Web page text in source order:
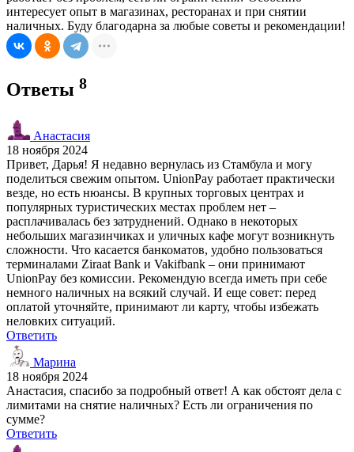
интересует опыт в магазинах, ресторанах и при снятии
наличных. Буду благодарна за любые советы и рекомендации!
Ответы 8
Анастасия
18 ноября 2024
Привет, Дарья! Я недавно вернулась из Стамбула и могу
поделиться свежим опытом. UnionPay работает практически
везде, но есть нюансы. В крупных торговых центрах и
популярных туристических местах проблем нет –
расплачивалась без затруднений. Однако в некоторых
небольших магазинчиках и уличных кафе могут возникнуть
сложности. Что касается банкоматов, удобно пользоваться
терминалами Ziraat Bank и Vakifbank – они принимают
UnionPay без комиссии. Рекомендую всегда иметь при себе
немного наличных на всякий случай. И еще совет: перед
оплатой уточняйте, принимают ли карту, чтобы избежать
неловких ситуаций.
Ответить
Марина
18 ноября 2024
Анастасия, спасибо за подробный ответ! А как обстоят дела с
лимитами на снятие наличных? Есть ли ограничения по
сумме?
Ответить